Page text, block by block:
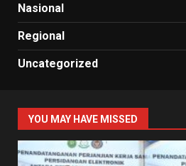
Nasional
Regional
Uncategorized
YOU MAY HAVE MISSED